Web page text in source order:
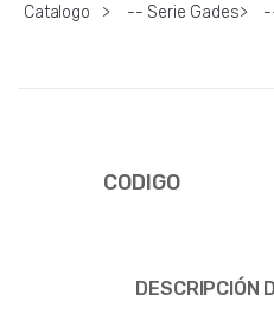
Catalogo > -- Serie Gades>
CODIGO
DESCRIPCIÓN